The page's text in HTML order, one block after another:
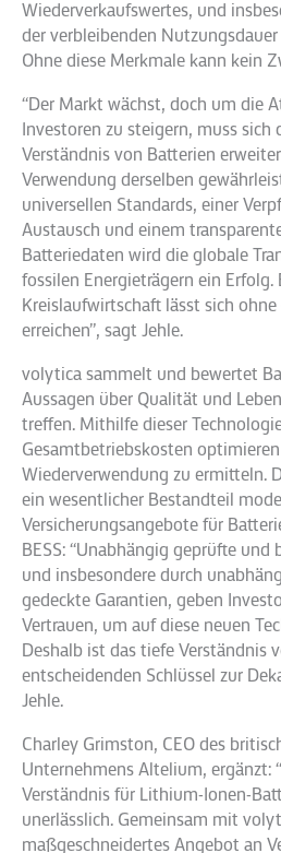
Wiederverkaufswertes, und
der verbleibenden
Ohne diese Merkmale kann kein
“Der Markt wächst, doch um die
Investoren zu steigern, muss sich
Verständnis von Batterien
Verwendung derselben
universellen Standards, einer
Austausch und einem
Batteriedaten wird die globale
fossilen Energieträgern ein
Kreislaufwirtschaft lässt sich
erreichen”, sagt Jehle.
volytica sammelt und bewertet
Aussagen über Qualität und
treffen. Mithilfe dieser
Gesamtbetriebskosten
Wiederverwendung zu ermitteln.
ein wesentlicher Bestandteil
Versicherungsangebote für
BESS: “Unabhängig geprüfte und
und insbesondere durch
gedeckte Garantien, geben
Vertrauen, um auf diese neuen
Deshalb ist das tiefe Verständnis
entscheidenden Schlüssel zur
Jehle.
Charley Grimston, CEO des
Unternehmens Altelium, ergänzt:
Verständnis für Lithium-Ionen-
unerlässlich. Gemeinsam mit
maßgeschneidertes Angebot an